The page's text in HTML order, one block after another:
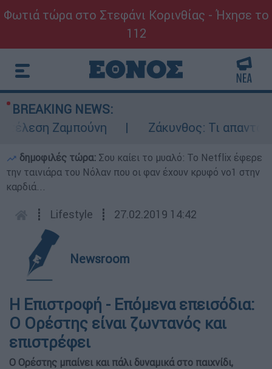
Φωτιά τώρα στο Στεφάνι Κορινθίας - Ήχησε το
112
BREAKING NEWS:
Ζαμπούνη
Ζάκυνθος: Τι απαντά η
δημοφιλές τώρα: Σου καίει το μυαλό: Το Netflix έφερε
την ταινιάρα του Νόλαν που οι φαν έχουν κρυφό νο1 στην
καρδιά...
┋ Lifestyle ┋ 27.02.2019 14:42
Newsroom
Η Επιστροφή - Επόμενα επεισόδια:
Ο Ορέστης είναι ζωντανός και
επιστρέφει
Ο Ορέστης μπαίνει και πάλι δυναμικά στο παιχνίδι,